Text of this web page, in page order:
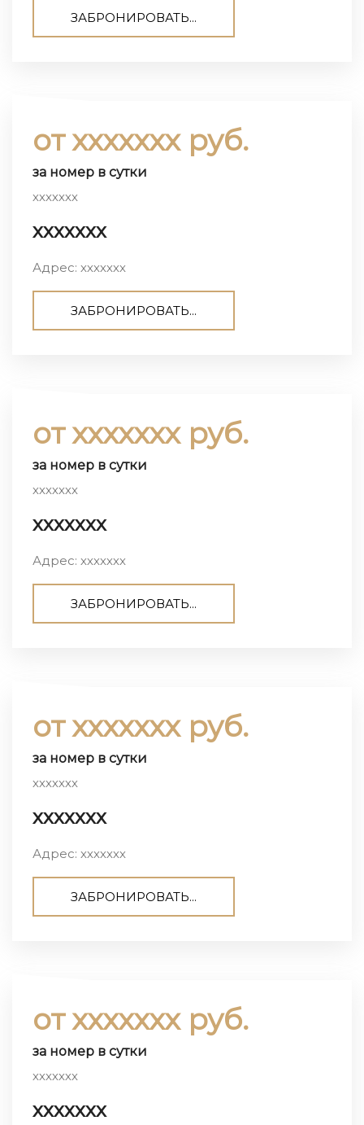
ЗАБРОНИРОВАТЬ...
от ххххххх руб.
за номер в сутки
ххххххх
ххххххх
Адрес: ххххххх
ЗАБРОНИРОВАТЬ...
от ххххххх руб.
за номер в сутки
ххххххх
ххххххх
Адрес: ххххххх
ЗАБРОНИРОВАТЬ...
от ххххххх руб.
за номер в сутки
ххххххх
ххххххх
Адрес: ххххххх
ЗАБРОНИРОВАТЬ...
от ххххххх руб.
за номер в сутки
ххххххх
ххххххх